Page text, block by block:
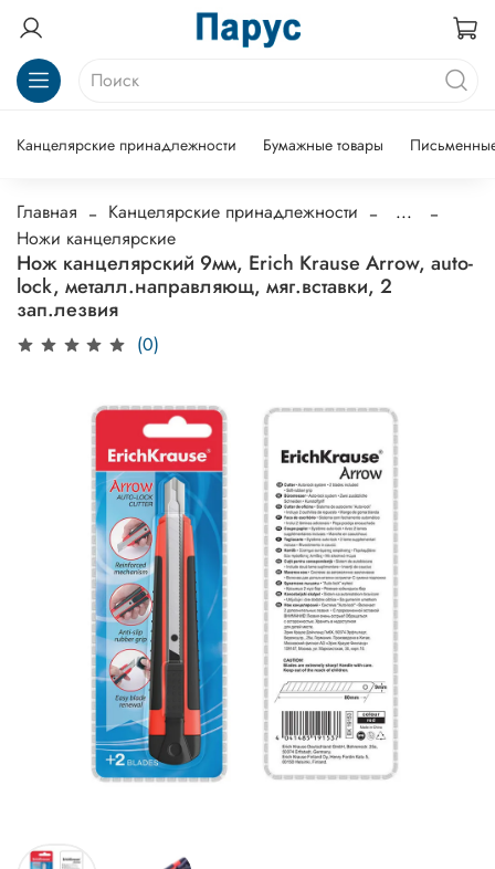
Канцелярские принадлежности Бумажные товары
Главная Канцелярские принадлежности
...
Ножи канцелярские
Нож канцелярский 9мм, Erich Krause Arrow, auto-
lock, металл.направляющ, мяг.вставки, 2
зап.лезвия
(0)